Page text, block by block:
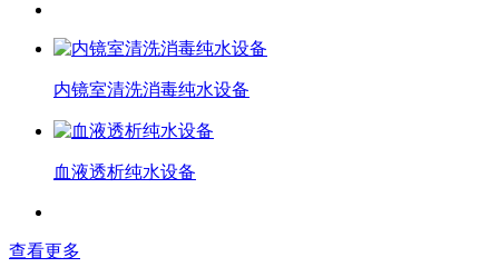
内镜室清洗消毒纯水设备
血液透析纯水设备
查看更多